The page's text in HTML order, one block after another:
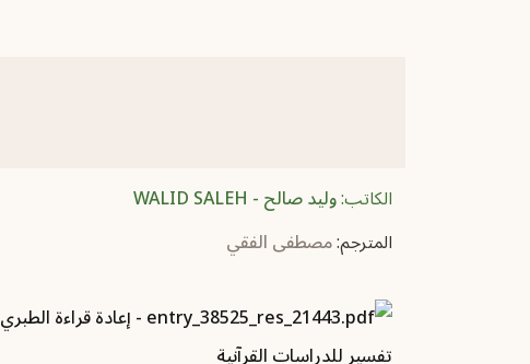
الكاتب:وليد صالح - WALID SALEH
المترجم:مصطفى الفقي